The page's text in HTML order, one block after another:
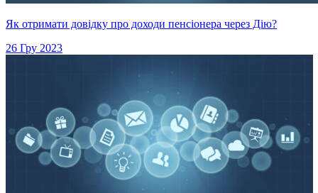
Як отримати довідку про доходи пенсіонера через Дію?
26 Гру 2023